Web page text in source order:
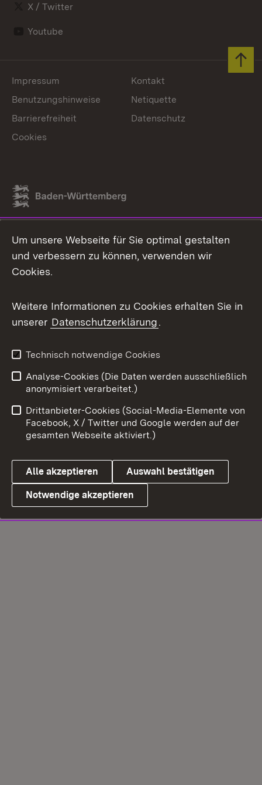
X / Twitter
Youtube
Link zum Landesportal
Impressum
Kontakt
Benutzungshinweise
Netiquette
Barrierefreiheit
Datenschutz
Cookies
Um unsere Webseite für Sie optimal gestalten
und verbessern zu können, verwenden wir
Cookies.
Weitere Informationen zu Cookies erhalten Sie in
unserer Datenschutzerklärung.
Technisch notwendige Cookies
Analyse-Cookies (Die Daten werden ausschließlich
anonymisiert verarbeitet.)
Drittanbieter-Cookies (Social-Media-Elemente von
Facebook, X / Twitter und Google werden auf der
gesamten Webseite aktiviert.)
Alle akzeptieren Auswahl bestätigen
Notwendige akzeptieren